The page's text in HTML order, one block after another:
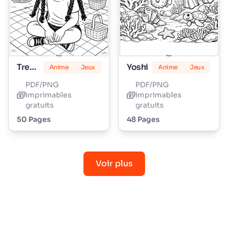
Tresses d'Amour Lily Anime Jeux
PDF/PNG
imprimables
gratuits
50 Pages
Yoshi Anime Jeux
PDF/PNG
imprimables
gratuits
48 Pages
Voir plus